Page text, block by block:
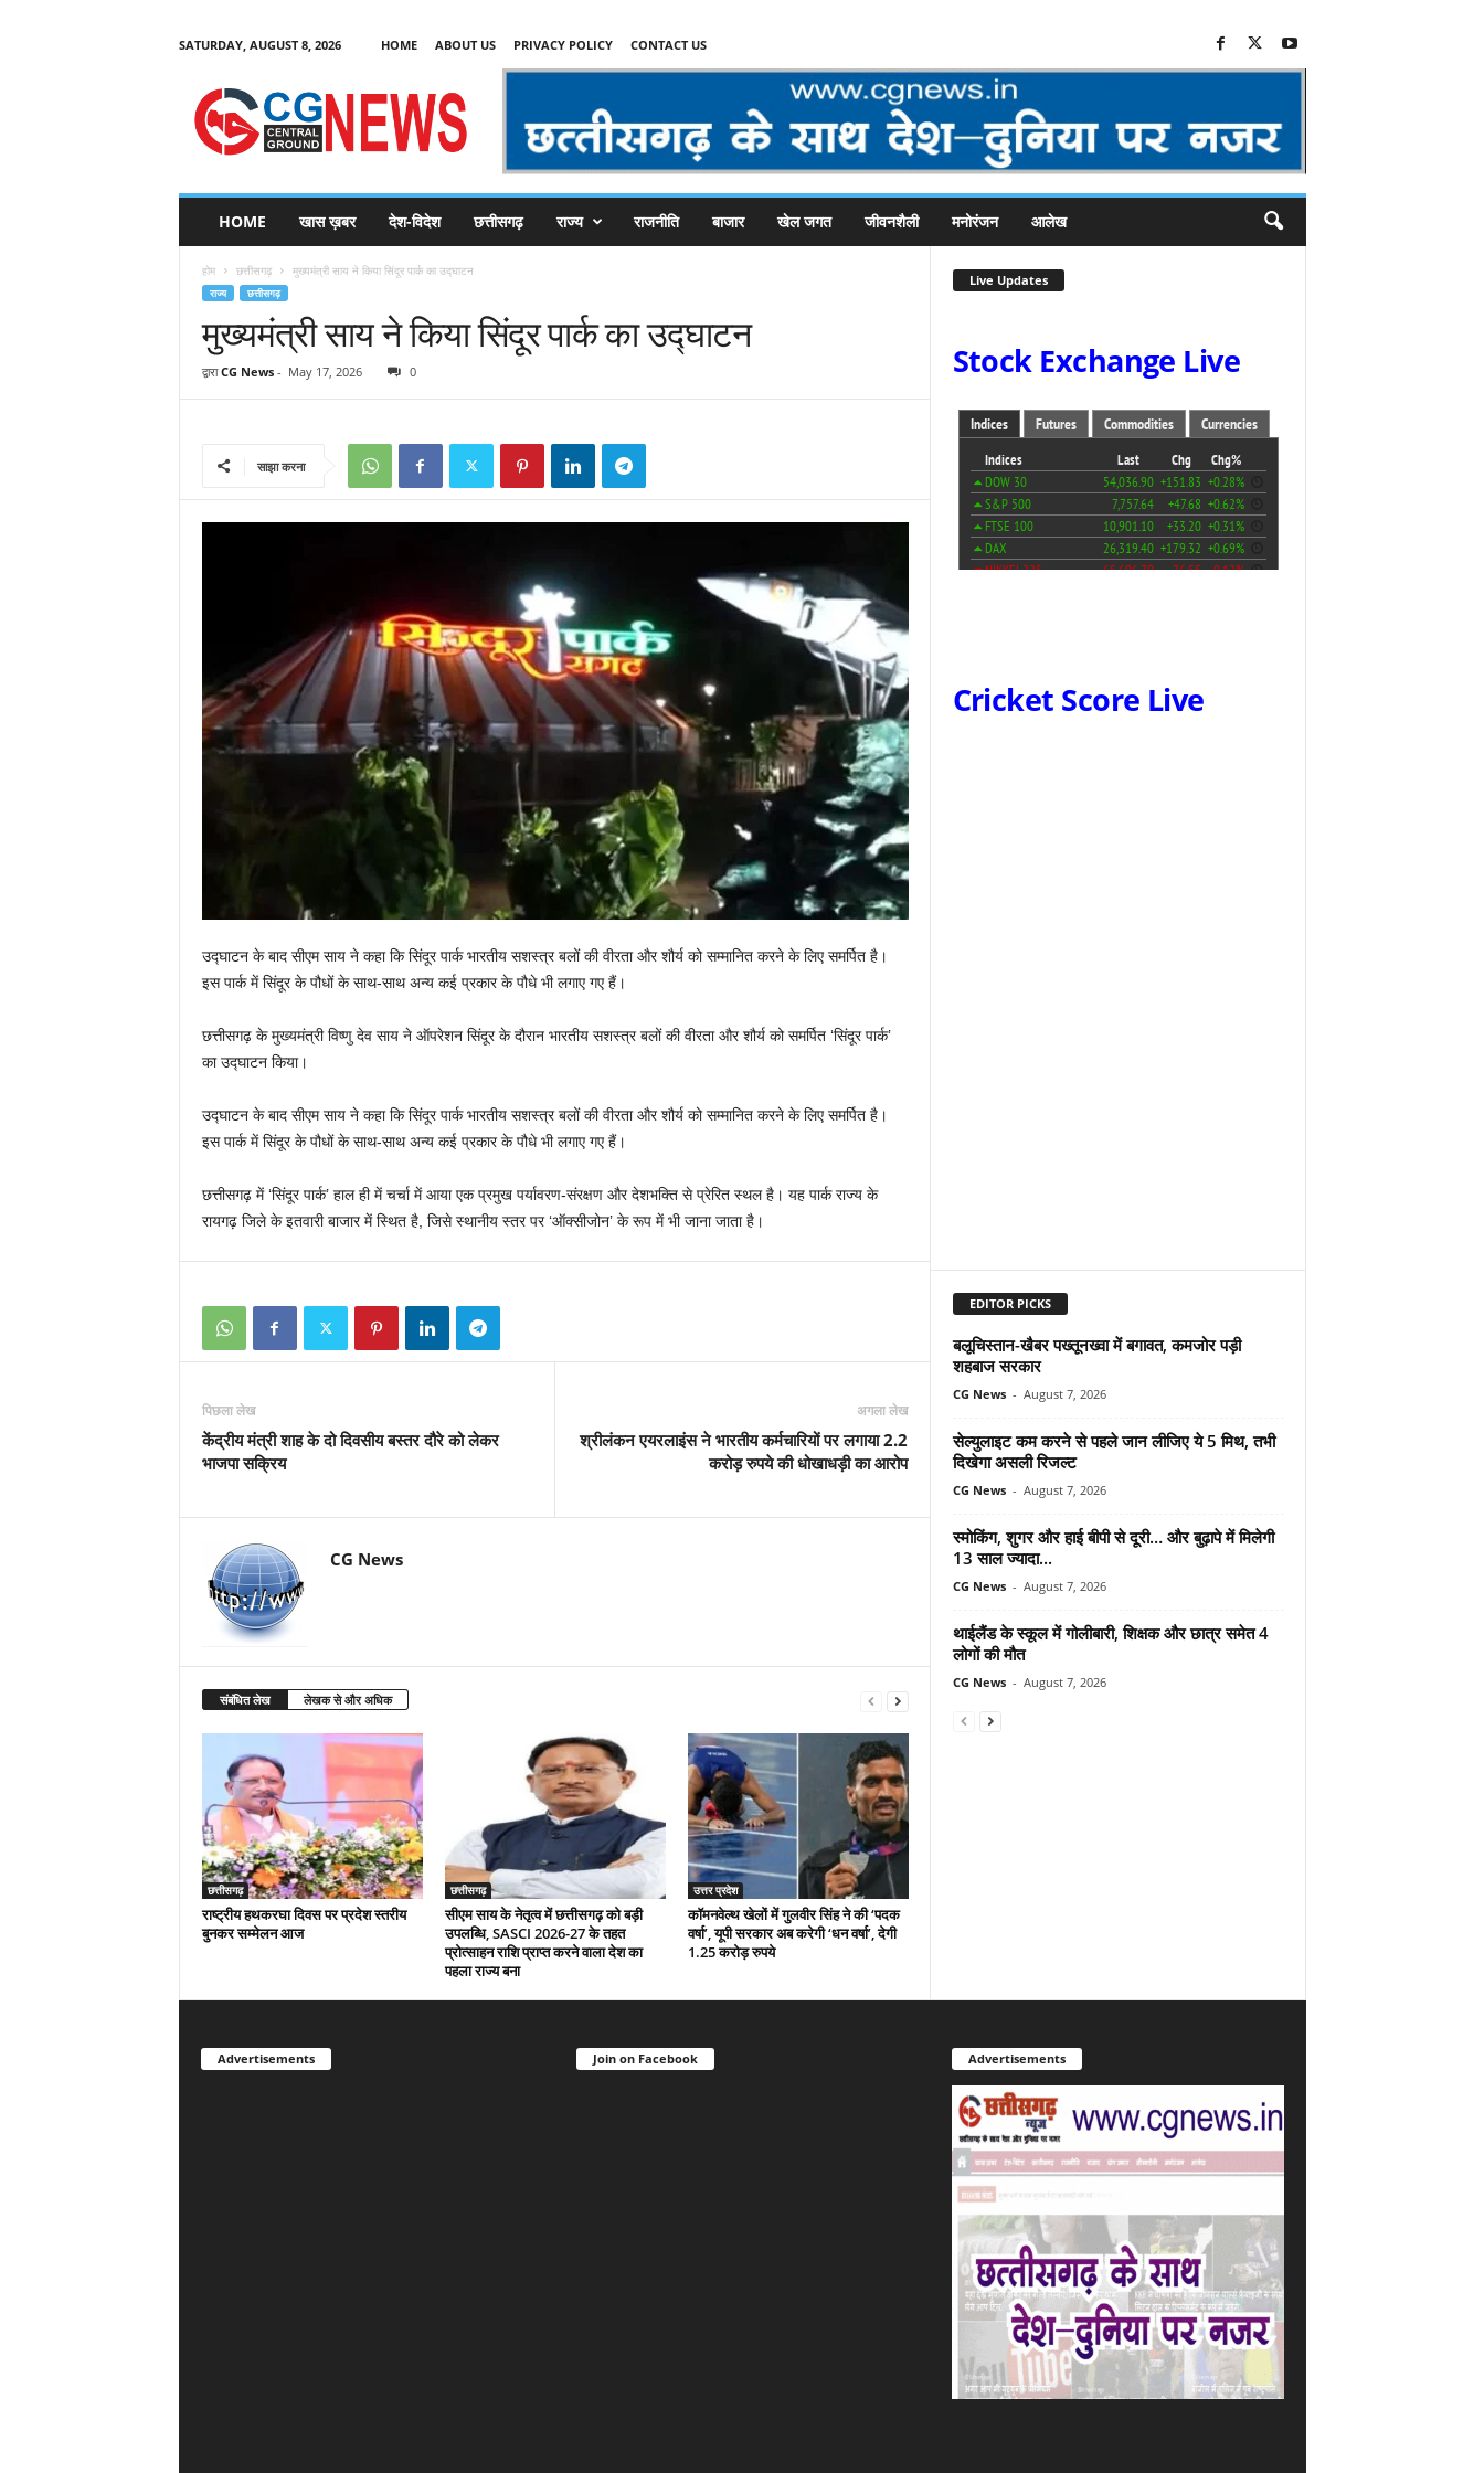
SATURDAY, AUGUST 8, 2026 HOME ABOUT US PRIVACY POLICY CONTACT US
C
HOME खास ख़बर देश-विदेश छत्तीसगढ़ राज्य राजनीति बाजार खेल जगत जीवनशैली मनोरंजन आलेख
होम छत्तीसगढ़ मुख्यमंत्री साय ने किया सिंदूर पार्क का उद्घाटन
राज्य छत्तीसगढ़
मुख्यमंत्री साय ने किया सिंदूर पार्क का उद्घाटन
द्वारा CG News- May 17, 2026 0
साझा करना
उद्घाटन के बाद सीएम साय ने कहा कि सिंदूर पार्क भारतीय सशस्त्र बलों की वीरता और शौर्य को सम्मानित करने के लिए समर्पित है।
इस पार्क में सिंदूर के पौधों के साथ-साथ अन्य कई प्रकार के पौधे भी लगाए गए हैं।
छत्तीसगढ़ के मुख्यमंत्री विष्णु देव साय ने ऑपरेशन सिंदूर के दौरान भारतीय सशस्त्र बलों की वीरता और शौर्य को समर्पित ‘सिंदूर पार्क’
का उद्घाटन किया।
उद्घाटन के बाद सीएम साय ने कहा कि सिंदूर पार्क भारतीय सशस्त्र बलों की वीरता और शौर्य को सम्मानित करने के लिए समर्पित है।
इस पार्क में सिंदूर के पौधों के साथ-साथ अन्य कई प्रकार के पौधे भी लगाए गए हैं।
छत्तीसगढ़ में ‘सिंदूर पार्क’ हाल ही में चर्चा में आया एक प्रमुख पर्यावरण-संरक्षण और देशभक्ति से प्रेरित स्थल है। यह पार्क राज्य के
रायगढ़ जिले के इतवारी बाजार में स्थित है, जिसे स्थानीय स्तर पर ‘ऑक्सीजोन’ के रूप में भी जाना जाता है।
पिछला लेख
केंद्रीय मंत्री शाह के दो दिवसीय बस्तर दौरे को लेकर
भाजपा सक्रिय
अगला लेख
श्रीलंकन ​​एयरलाइंस ने भारतीय कर्मचारियों पर लगाया 2.2
करोड़ रुपये की धोखाधड़ी का आरोप
CG News
संबंधित लेख लेखक से और अधिक
छत्तीसगढ़
राष्ट्रीय हथकरघा दिवस पर प्रदेश स्तरीय
बुनकर सम्मेलन आज
छत्तीसगढ़
सीएम साय के नेतृत्व में छत्तीसगढ़ को बड़ी
उपलब्धि, SASCI 2026-27 के तहत
प्रोत्साहन राशि प्राप्त करने वाला देश का
पहला राज्य बना
उत्तर प्रदेश
कॉमनवेल्थ खेलों में गुलवीर सिंह ने की ‘पदक
वर्षा’, यूपी सरकार अब करेगी ‘धन वर्षा’, देगी
1.25 करोड़ रुपये
Live Updates
Stock Exchange Live
Cricket Score Live
EDITOR PICKS
बलूचिस्तान-खैबर पख्तूनख्वा में बगावत, कमजोर पड़ी
शहबाज सरकार
CG News - August 7, 2026
सेल्युलाइट कम करने से पहले जान लीजिए ये 5 मिथ, तभी
दिखेगा असली रिजल्ट
CG News - August 7, 2026
स्मोकिंग, शुगर और हाई बीपी से दूरी… और बुढ़ापे में मिलेगी
13 साल ज्यादा...
CG News - August 7, 2026
थाईलैंड के स्कूल में गोलीबारी, शिक्षक और छात्र समेत 4
लोगों की मौत
CG News - August 7, 2026
Advertisements Join on Facebook Advertisements